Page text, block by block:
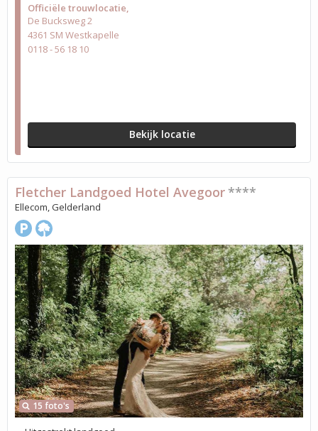
Officiële trouwlocatie
De Bucksweg 2
4361 SM Westkapelle
0118 - 56 18 10
Bekijk locatie
15 foto's
Fletcher Landgoed Hotel Avegoor ****
Ellecom, Gelderland